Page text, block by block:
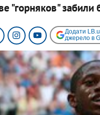
"горняков" забили
Додати
джерело в